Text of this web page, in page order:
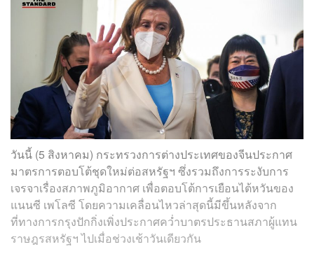
วันนี้ (5 สิงหาคม) กระทรวงการต่างประเทศของจีนประกาศ
มาตรการตอบโต้ชุดใหม่ต่อสหรัฐฯ ซึ่งรวมถึงการระงับการ
เจรจาเรื่องสภาพภูมิอากาศ เพื่อตอบโต้การเยือนไต้หวันของ
แนนซี เพโลซี โดยความเคลื่อนไหวล่าสุดนี้มีขึ้นหลังจาก
ที่ทางการกรุงปักกิ่งเพิ่งประกาศคว่ำบาตรประธานสภาผู้แทน
ราษฎรสหรัฐฯ ไปเมื่อช่วงเช้าวันเดียวกัน